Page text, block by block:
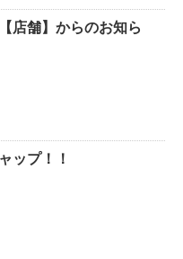
店舗】からのお知ら
ップ！！